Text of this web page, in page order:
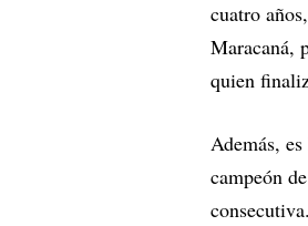
cuatro
Maracaná,
quien
Además,
campeón